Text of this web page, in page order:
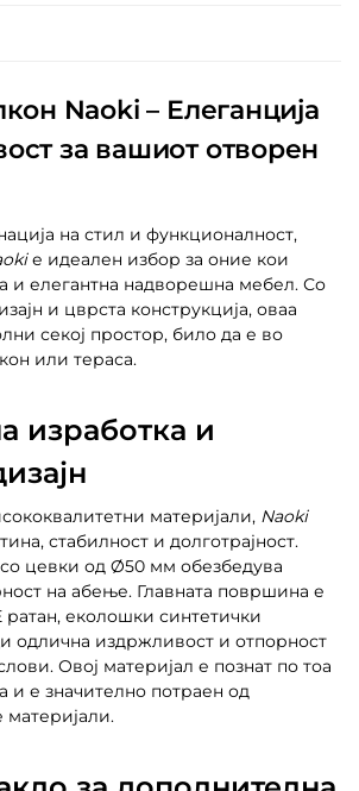
Naoki – Елеганција
за вашиот отворен
на стил и функционалност,
е идеален избор за оние кои
и елегантна надворешна мебел. Со
и цврста конструкција, оваа
секој простор, било да е во
или тераса.
изработка и
материјали, Naoki
стабилност и долготрајност.
цевки од Ø50 мм обезбедува
на абење. Главната површина е
еколошки синтетички
одлична издржливост и отпорност
Овој материјал е познат по тоа
и е значително потраен од